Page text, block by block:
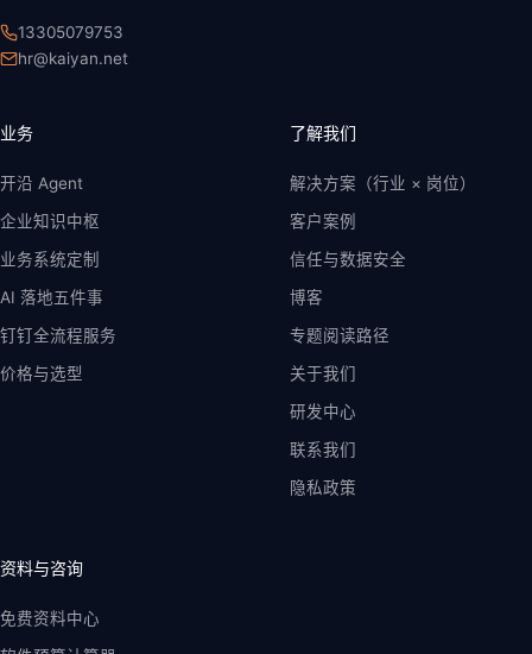
13305079753
hr@kaiyan.net
业务
开沿 Agent
企业知识中枢
业务系统定制
AI 落地五件事
钉钉全流程服务
价格与选型
了解我们
解决方案（行业 × 岗位）
客户案例
信任与数据安全
博客
专题阅读路径
关于我们
研发中心
联系我们
隐私政策
资料与咨询
免费资料中心